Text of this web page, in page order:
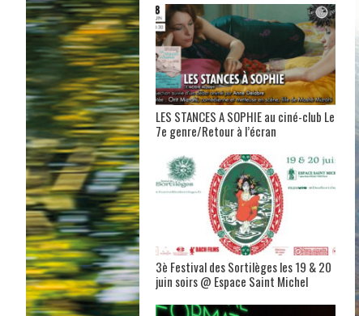
LES STANCES A SOPHIE au ciné-club Le
7e genre/Retour à l’écran
3è Festival des Sortilèges les 19 & 20
juin soirs @ Espace Saint Michel